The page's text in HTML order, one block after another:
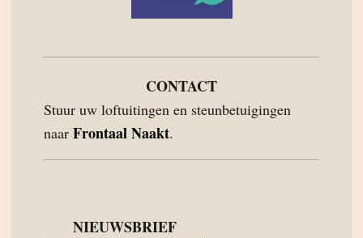
CONTACT
Stuur uw loftuitingen en steunbetuigingen
naar Frontaal Naakt.
NIEUWSBRIEF